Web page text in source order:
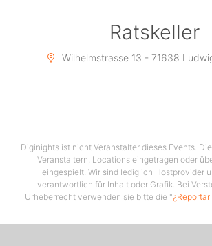
Ratskeller
Wilhelmstrasse 13 - 71638
Diginights ist nicht Veranstalter dieses Events.
Veranstaltern, Locations eingetragen oder
eingespielt. Wir sind lediglich Hostprovider
verantwortlich für Inhalt oder Grafik. Bei
Urheberrecht verwenden sie bitte die "